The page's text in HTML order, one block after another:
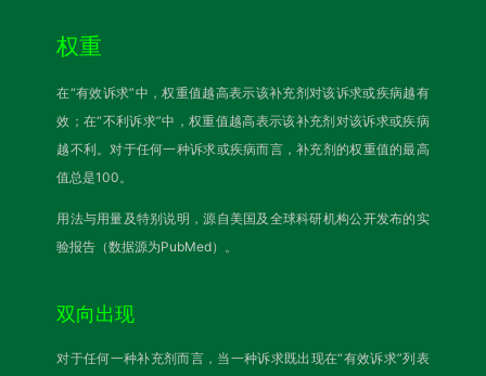
权重
在“有效诉求”中，权重值越高表示该补充剂对该诉求或疾病越有
效；在“不利诉求”中，权重值越高表示该补充剂对该诉求或疾病
越不利。对于任何一种诉求或疾病而言，补充剂的权重值的最高
值总是100。
用法与用量及特别说明，源自美国及全球科研机构公开发布的实
验报告（数据源为PubMed）。
双向出现
对于任何一种补充剂而言，当一种诉求既出现在“有效诉求”列表